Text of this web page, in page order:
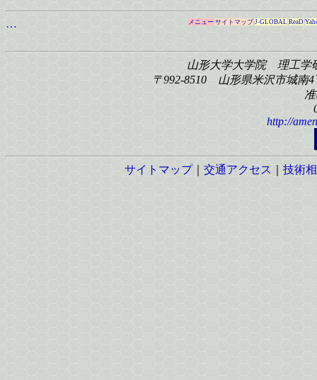
… メニュー サイトマップ J-GLOBAL ReaD
山形大学大学院 理工学
〒992-8510 山形県米沢市城南4
http://
サイトマップ｜ 交通アクセス 技術